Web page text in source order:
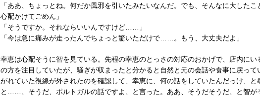
「ああ、ちょっとね。何だか風邪を引いたみたいなんだ。でも、そんなに大したこ
心配かけてごめん」
「そうですか。それならいいんですけど……」
「今は急に痛みが走ったんでちょっと驚いただけで……。もう、大丈夫だよ」
幸恵は心配そうに智を見ている。先程の幸恵のとっさの対応のおかげで、店内に
の方を注目していたが、騒ぎが収まったと分かると自然と元の会話や食事に戻って
がれていた視線が外されたのを確認して、幸恵に、何の話をしていたんだっけ、と
と……、そうだ、ポルトガルの話ですよ、と言った。ああ、そうだそうだ、と智が